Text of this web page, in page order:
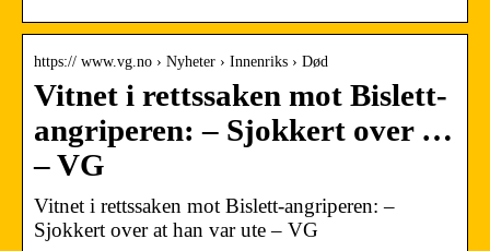
https:// www.vg.no › Nyheter › Innenriks › Død
Vitnet i rettssaken mot Bislett-
angriperen: – Sjokkert over …
– VG
Vitnet i rettssaken mot Bislett-angriperen: –
Sjokkert over at han var ute – VG